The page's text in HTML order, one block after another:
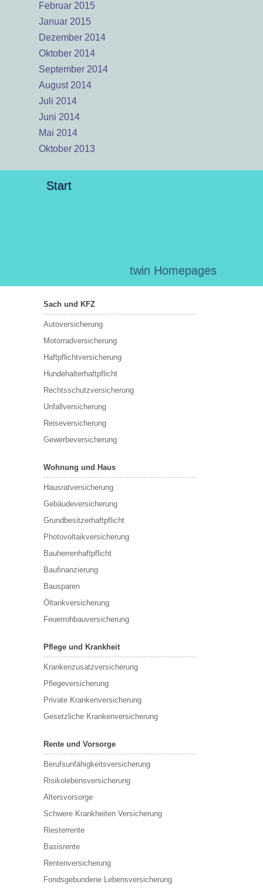
Februar 2015
Januar 2015
Dezember 2014
Oktober 2014
September 2014
August 2014
Juli 2014
Juni 2014
Mai 2014
Oktober 2013
Start
twin Homepages
Sach und KFZ
Autoversicherung
Motorradversicherung
Haftpflichtversicherung
Hundehalterhaftpflicht
Rechtsschutzversicherung
Unfallversicherung
Reiseversicherung
Gewerbeversicherung
Wohnung und Haus
Hausratversicherung
Gebäudeversicherung
Grundbesitzerhaftpflicht
Photovoltaikversicherung
Bauherrenhaftpflicht
Baufinanzierung
Bausparen
Öltankversicherung
Feuerrohbauversicherung
Pflege und Krankheit
Krankenzusatzversicherung
Pflegeversicherung
Private Krankenversicherung
Gesetzliche Krankenversicherung
Rente und Vorsorge
Berufs­unfähigkeitsversicherung
Risikolebensversicherung
Altersvorsorge
Schwere Krankheiten Versicherung
Riesterrente
Basisrente
Rentenversicherung
Fondsgebundene Lebensversicherung